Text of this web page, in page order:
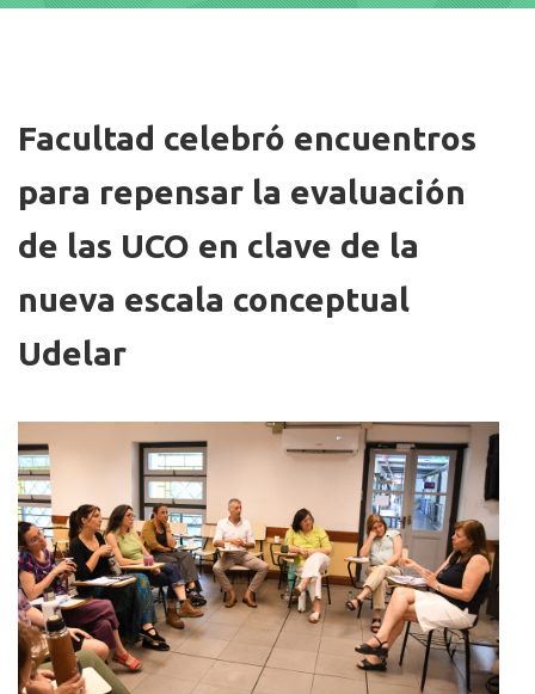
Facultad celebró encuentros
para repensar la evaluación
de las UCO en clave de la
nueva escala conceptual
Udelar